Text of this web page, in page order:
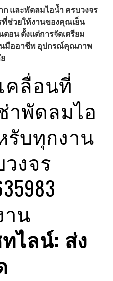
และพัดลมไอน้ำ ครบวงจร
ที่ช่วยให้งานของคุณเย็น
อน ตั้งแต่การจัดเตรียม
นมืออาชีพ อุปกรณ์คุณภาพ
คลื่อนที่
าพัดลมไอ
รับทุกงาน
งจร
น
ไลน์: ส่ง